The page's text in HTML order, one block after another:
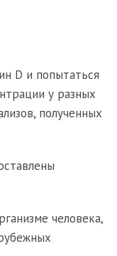
D и попытаться
у разных
полученных
человека,